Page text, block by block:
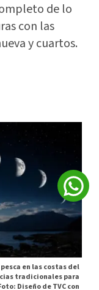
de lo
con las
y cuartos.
en las costas del
tradicionales para
Diseño de TVC con